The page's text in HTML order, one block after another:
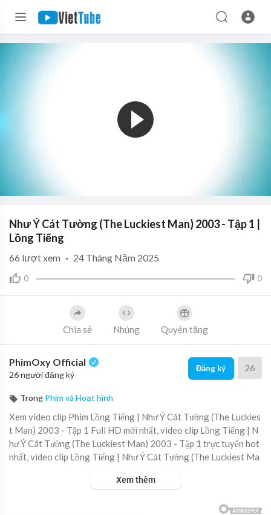
Như Ý Cát Tường (The Luckiest Man) 2003 - Tập 1 |
Lồng Tiếng
0 0
66 lượt xem · 24 Tháng Năm 2025
Chia sẻ Nhúng Quyên tặng
PhimOxy Official
26 người đăng ký
Đăng ký 26
Trong Phim và Hoạt hình
Xem video clip Phim Lồng Tiếng | Như Ý Cát Tường (The Luckies
t Man) 2003 - Tập 1 Full HD mới nhất, video clip Lồng Tiếng | N
hư Ý Cát Tường (The Luckiest Man) 2003 - Tập 1 trực tuyến hot
nhất, video clip Lồng Tiếng | Như Ý Cát Tường (The Luckiest Ma
Xem thêm